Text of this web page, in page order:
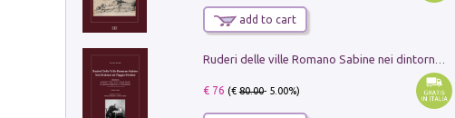
add to cart
€ 76 (€80.00- 5.00%)